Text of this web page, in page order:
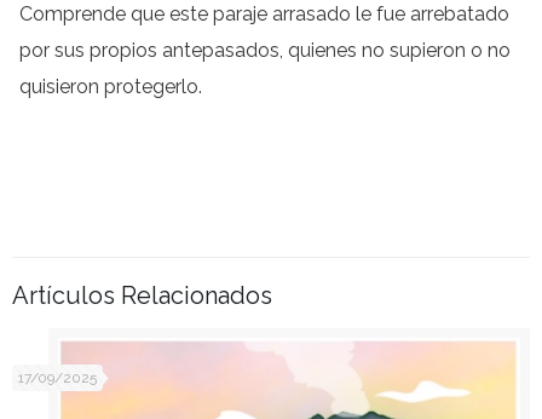
Comprende que este paraje arrasado le fue arrebatado
por sus propios antepasados, quienes no supieron o no
quisieron protegerlo.
Artículos Relacionados
17/09/2025